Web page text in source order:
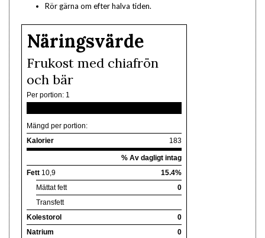
Rör gärna om efter halva tiden.
Näringsvärde
Frukost med chiafrön
och bär
Per portion: 1
Mängd per portion:
Kalorier
183
% Av dagligt intag
Fett 10,9
15.4%
Mättat fett
0
Transfett
Kolestorol
0
Natrium
0